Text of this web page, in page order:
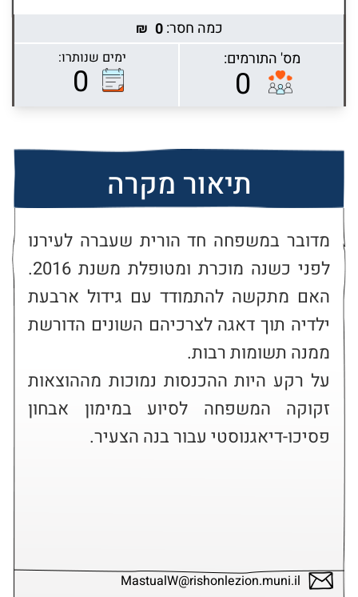
Highcharts.com
כמה חסר:0
₪
מס' התורמים: ימים שנותרו:
0
תיאור מקרה
מדובר במשפחה חד הורית שעברה לעירנו
לפני כשנה מוכרת ומטופלת משנת 2016.
האם מתקשה להתמודד עם גידול ארבעת
ילדיה תוך דאגה לצרכיהם השונים הדורשת
על רקע היות ההכנסות נמוכות מההוצאות
זקוקה המשפחה לסיוע במימון אבחון
פסיכו-דיאגנוסטי עבור בנה הצעיר.
MastualW@rishonlezion.muni.il